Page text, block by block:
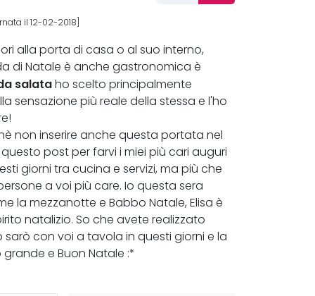
il 12-02-2018]
alla porta di casa o al suo interno,
di Natale è anche gastronomica è
salata ho scelto principalmente
sensazione più reale della stessa e l'ho
non inserire anche questa portata nel
post per farvi i miei più cari auguri
giorni tra cucina e servizi, ma più che
a voi più care. Io questa sera
la mezzanotte e Babbo Natale, Elisa è
natalizio. So che avete realizzato
con voi a tavola in questi giorni e la
e Buon Natale :*